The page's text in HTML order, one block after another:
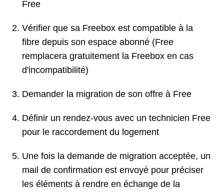
Free
Vérifier que sa Freebox est compatible à la
fibre depuis son espace abonné (Free
remplacera gratuitement la Freebox en cas
d'incompatibilité)
Demander la migration de son offre à Free
Définir un rendez-vous avec un technicien Free
pour le raccordement du logement
Une fois la demande de migration acceptée, un
mail de confirmation est envoyé pour préciser
les éléments à rendre en échange de la